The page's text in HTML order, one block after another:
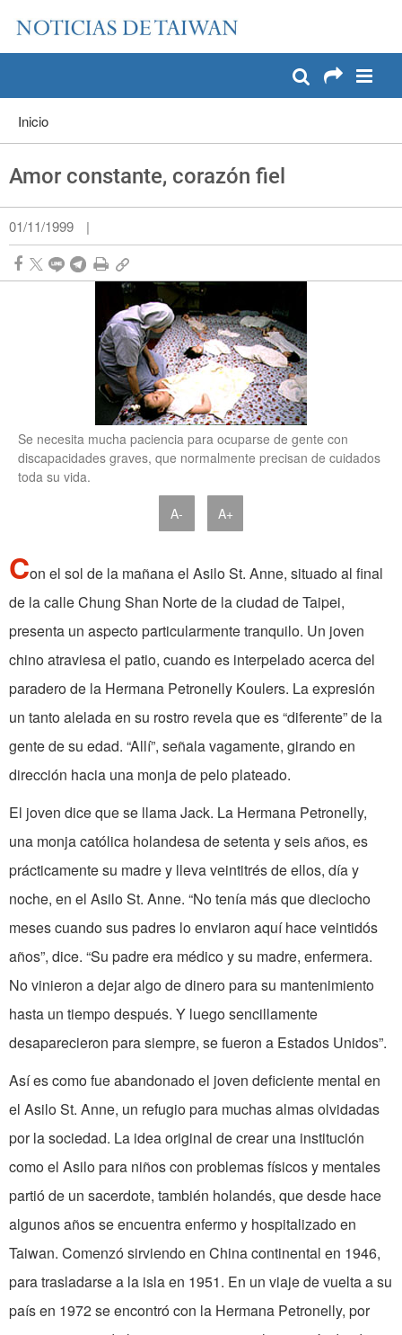
Pase a contenido principal
Inicio
Amor constante, corazón fiel
01/11/1999 |
Se necesita mucha paciencia para ocuparse de gente con
discapacidades graves, que normalmente precisan de cuidados
toda su vida.
A- A+
Con el sol de la mañana el Asilo St. Anne, situado al final
de la calle Chung Shan Norte de la ciudad de Taipei,
presenta un aspecto particularmente tranquilo. Un joven
chino atraviesa el patio, cuando es interpelado acerca del
paradero de la Hermana Petronelly Koulers. La expresión
un tanto alelada en su rostro revela que es “diferente” de la
gente de su edad. “Allí”, señala vagamente, girando en
dirección hacia una monja de pelo plateado.
El joven dice que se llama Jack. La Hermana Petronelly,
una monja católica holandesa de setenta y seis años, es
prácticamente su madre y lleva veintitrés de ellos, día y
noche, en el Asilo St. Anne. “No tenía más que dieciocho
meses cuando sus padres lo enviaron aquí hace veintidós
años”, dice. “Su padre era médico y su madre, enfermera.
No vinieron a dejar algo de dinero para su mantenimiento
hasta un tiempo después. Y luego sencillamente
desaparecieron para siempre, se fueron a Estados Unidos”.
Así es como fue abandonado el joven deficiente mental en
el Asilo St. Anne, un refugio para muchas almas olvidadas
por la sociedad. La idea original de crear una institución
como el Asilo para niños con problemas físicos y mentales
partió de un sacerdote, también holandés, que desde hace
algunos años se encuentra enfermo y hospitalizado en
Taiwan. Comenzó sirviendo en China continental en 1946,
para trasladarse a la isla en 1951. En un viaje de vuelta a su
país en 1972 se encontró con la Hermana Petronelly, por